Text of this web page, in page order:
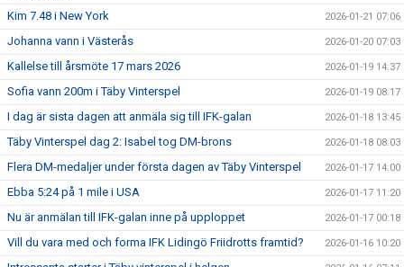
Kim 7.48 i New York 2026-01-21 07:06
Johanna vann i Västerås 2026-01-20 07:03
Kallelse till årsmöte 17 mars 2026 2026-01-19 14:37
Sofia vann 200m i Täby Vinterspel 2026-01-19 08:17
I dag är sista dagen att anmäla sig till IFK-galan 2026-01-18 13:45
Täby Vinterspel dag 2: Isabel tog DM-brons 2026-01-18 08:03
Flera DM-medaljer under första dagen av Täby Vinterspel 2026-01-17 14:00
Ebba 5:24 på 1 mile i USA 2026-01-17 11:20
Nu är anmälan till IFK-galan inne på upploppet 2026-01-17 00:18
Vill du vara med och forma IFK Lidingö Friidrotts framtid? 2026-01-16 10:20